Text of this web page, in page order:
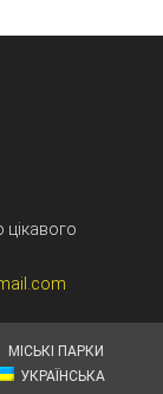
цікавого
МІСЬКІ ПАРКИ
УКРАЇНСЬКА